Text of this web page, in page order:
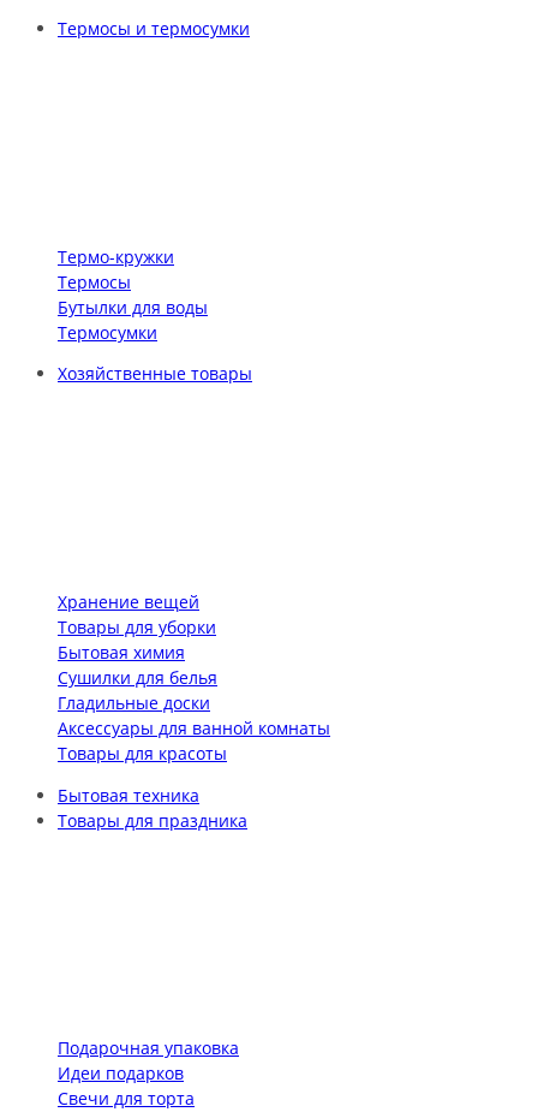
Термосы и термосумки
Термо-кружки
Термосы
Бутылки для воды
Термосумки
Хозяйственные товары
Хранение вещей
Товары для уборки
Бытовая химия
Сушилки для белья
Гладильные доски
Аксессуары для ванной комнаты
Товары для красоты
Бытовая техника
Товары для праздника
Подарочная упаковка
Идеи подарков
Свечи для торта